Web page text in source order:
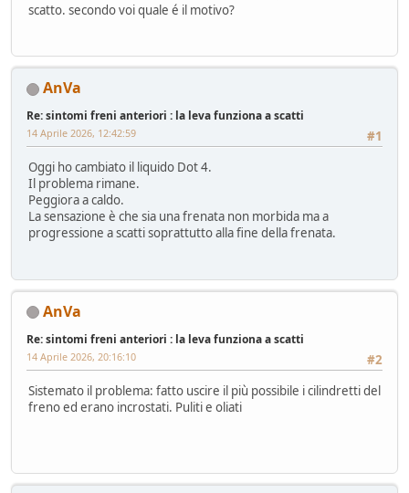
scatto. secondo voi quale é il motivo?
AnVa
Re: sintomi freni anteriori : la leva funziona a scatti
#1
14 Aprile 2026, 12:42:59
Oggi ho cambiato il liquido Dot 4.
Il problema rimane.
Peggiora a caldo.
La sensazione è che sia una frenata non morbida ma a
progressione a scatti soprattutto alla fine della frenata.
AnVa
Re: sintomi freni anteriori : la leva funziona a scatti
#2
14 Aprile 2026, 20:16:10
Sistemato il problema: fatto uscire il più possibile i cilindretti del
freno ed erano incrostati. Puliti e oliati